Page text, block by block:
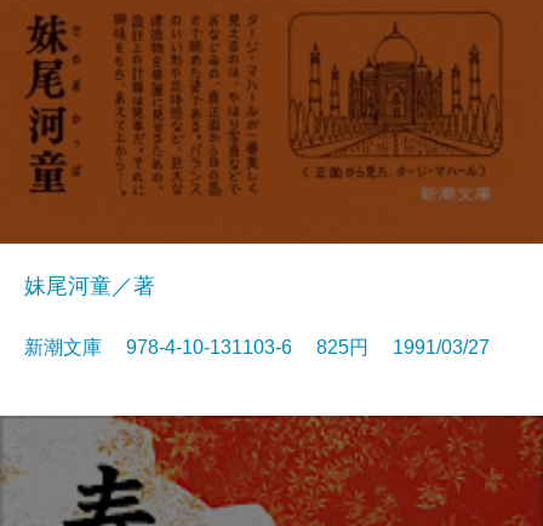
妹尾河童／著
新潮文庫 978-4-10-131103-6 825円 1991/03/27